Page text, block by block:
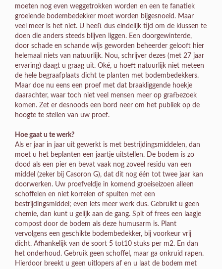
moeten nog even weggetrokken worden en een te fanatiek
groeiende bodembedekker moet worden bijgesnoeid. Maar
veel meer is het niet. U heeft dus eindelijk tijd om de klussen te
doen die anders steeds blijven liggen. Een doorgewinterde,
door schade en schande wijs geworden beheerder gelooft hier
helemaal niets van natuurlijk. Nou, schrijver dezes (met 27 jaar
ervaring) daagt u graag uit. Oké, u hoeft natuurlijk niet meteen
de hele begraafplaats dicht te planten met bodembedekkers.
Maar doe nu eens een proef met dat braakliggende hoekje
daarachter, waar toch niet veel mensen meer op grafbezoek
komen. Zet er desnoods een bord neer om het publiek op de
hoogte te stellen van uw proef.
Hoe gaat u te werk?
Als er jaar in jaar uit gewerkt is met bestrijdingsmiddelen, dan
moet u het beplanten een jaartje uitstellen. De bodem is zo
dood als een pier en bevat vaak nog zoveel residu van een
middel (zeker bij Casoron G), dat dit nog één tot twee jaar kan
doorwerken. Uw proefveldje in komend groeiseizoen alleen
schoffelen en niet korrelen of spuiten met een
bestrijdingsmiddel; even iets meer werk dus. Gebruikt u geen
chemie, dan kunt u gelijk aan de gang. Spit of frees een laagje
compost door de bodem als deze humusarm is. Plant
vervolgens een geschikte bodembedekker, bij voorkeur vrij
dicht. Afhankelijk van de soort 5 tot10 stuks per m2. En dan
het onderhoud. Gebruik geen schoffel, maar ga onkruid rapen.
Hierdoor breekt u geen uitlopers af en u laat de bodem met